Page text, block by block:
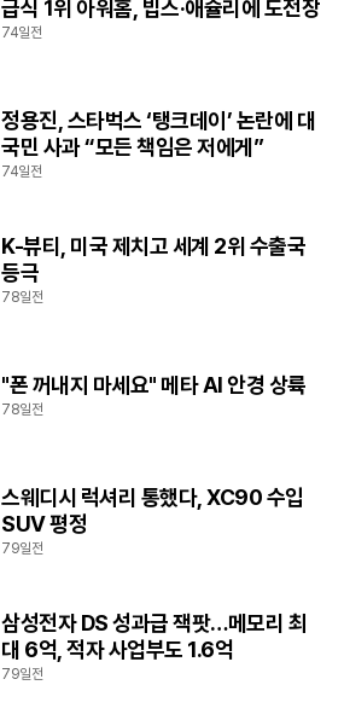
급식 1위 아워홈, 빕스·애슐리에 도전장
74일전
정용진, 스타벅스 ‘탱크데이’ 논란에 대
국민 사과 “모든 책임은 저에게”
74일전
K-뷰티, 미국 제치고 세계 2위 수출국
등극
78일전
"폰 꺼내지 마세요" 메타 AI 안경 상륙
78일전
스웨디시 럭셔리 통했다, XC90 수입
SUV 평정
79일전
삼성전자 DS 성과급 잭팟…메모리 최
대 6억, 적자 사업부도 1.6억
79일전